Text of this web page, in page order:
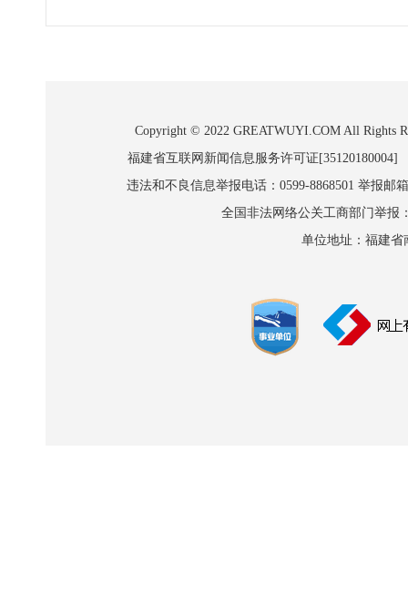
Copyright © 2022 GREATWUYI.COM All Rights
福建省互联网新闻信息服务许可证
违法和不良信息举报电话：0599-8868501 举报邮
全国非法网络公关工商部门举报
单位地址：福建省